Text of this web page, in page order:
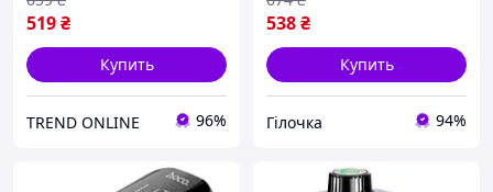
519₴
Купить
TREND ONLINE 96%
538₴
Купить
Гілочка 94%